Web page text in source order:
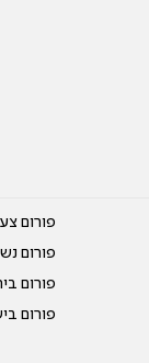
פורום
פורום
פורום
פורום